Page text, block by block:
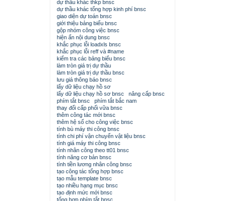
dự thầu khác thkp bnsc
dự thầu khác tổng hợp kinh phí bnsc
giao diện dự toán bnsc
giới thiệu bảng biểu bnsc
gộp nhóm công việc bnsc
hiện ẩn nội dung bnsc
khắc phục lỗi loadxls bnsc
khắc phục lỗi reff và #name
kiểm tra các bảng biểu bnsc
làm tròn giá trị dự thầu
làm tròn giá trị dự thầu bnsc
lưu giá thông báo bnsc
lấy dữ liệu chạy hồ sơ
lấy dữ liệu chạy hồ sơ bnsc
nâng cấp bnsc
phím tắt bnsc
phím tắt bắc nam
thay đổi cấp phối vữa bnsc
thêm công tác mới bnsc
thêm hệ số cho công việc bnsc
tính bù máy thi công bnsc
tính chi phí vận chuyển vật liệu bnsc
tính giá máy thi công bnsc
tính nhân công theo tt01 bnsc
tính năng cơ bản bnsc
tính tiền lương nhân công bnsc
tạo công tác tổng hợp bnsc
tạo mẫu template bnsc
tạo nhiều hạng mục bnsc
tạo định mức mới bnsc
tổng hợp phím tắt bnsc